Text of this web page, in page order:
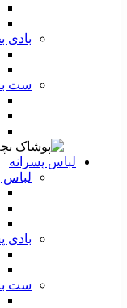
بادی
ست‌
لباس پسرانه
لباس
بادی
ست